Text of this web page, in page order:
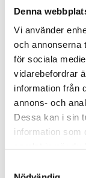
Denna
Vi använder
och annonserna
för sociala
vidarebefordrar
information från
annons- och
Dessa kan i sin
information som
förberedelser
på plats.
– Men sedan
och
in tröjor,
inte heller
plats, vi har
har delat upp
Hur kommer